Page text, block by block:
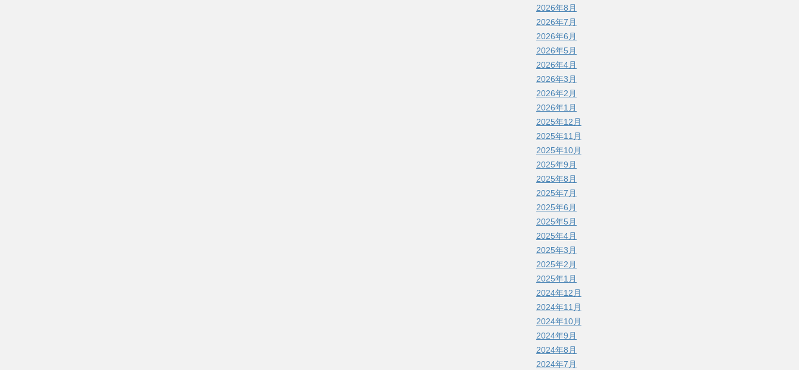
2026年8月
2026年7月
2026年6月
2026年5月
2026年4月
2026年3月
2026年2月
2026年1月
2025年12月
2025年11月
2025年10月
2025年9月
2025年8月
2025年7月
2025年6月
2025年5月
2025年4月
2025年3月
2025年2月
2025年1月
2024年12月
2024年11月
2024年10月
2024年9月
2024年8月
2024年7月